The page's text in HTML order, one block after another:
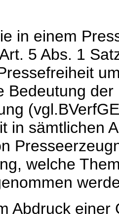
in einem
5 Abs. 1
Bedeutung
in sämtlichen
welche
Abdruck